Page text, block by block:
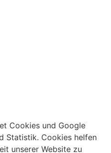
Cookies und Google
Statistik. Cookies helfen
unserer Website zu